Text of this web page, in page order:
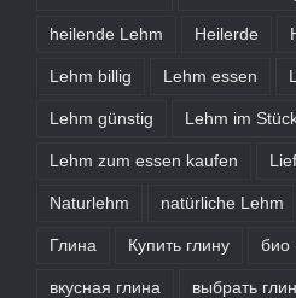
heilende Lehm Heilerde
Lehm billig Lehm essen
Lehm günstig Lehm im
Lehm zum essen kaufen
Naturlehm natürliche Lehm
Глина Купить глину био
вкусная глина выбрать